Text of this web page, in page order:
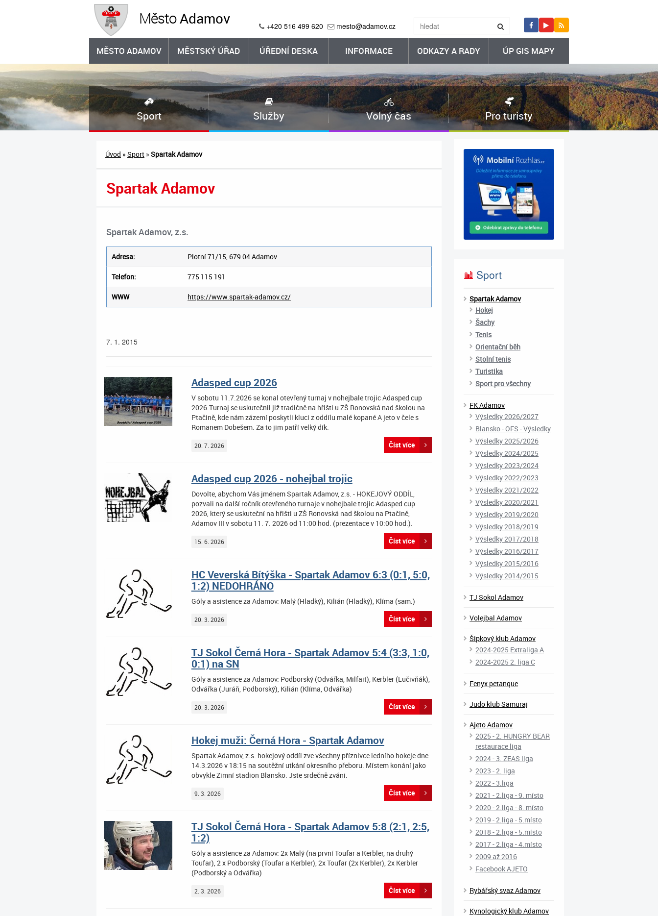
MěstoAdamov +420 516 499 620 mesto@adamov.cz
MĚSTO ADAMOV MĚSTSKÝ ÚŘAD ÚŘEDNÍ DESKA INFORMACE ODKAZY A RADY ÚP GIS MAPY
Sport Služby Volný čas Pro turisty
Úvod » Sport » Spartak Adamov
Spartak Adamov
Spartak Adamov, z.s.
Adresa: Plotní 71/15, 679 04 Adamov
Telefon: 775 115 191
WWW https://www.spartak-adamov.cz/
7. 1. 2015
Adasped cup 2026
V sobotu 11.7.2026 se konal otevřený turnaj v nohejbale trojic Adasped cup
2026.Turnaj se uskutečnil již tradičně na hřišti u ZŠ Ronovská nad školou na
Ptačině, kde nám zázemí poskytli kluci z oddílu malé kopané A jeto v čele s
Romanem Dobešem. Za to jim patří velký dík.
20. 7. 2026 Číst více
Adasped cup 2026 - nohejbal trojic
Dovolte, abychom Vás jménem Spartak Adamov, z.s. - HOKEJOVÝ ODDÍL,
pozvali na další ročník otevřeného turnaje v nohejbale trojic Adasped cup
2026, který se uskuteční na hřišti u ZŠ Ronovská nad školou na Ptačině,
Adamov III v sobotu 11. 7. 2026 od 11:00 hod. (prezentace v 10:00 hod.).
15. 6. 2026 Číst více
HC Veverská Bítýška - Spartak Adamov 6:3 (0:1, 5:0,
1:2) NEDOHRÁNO
Góly a asistence za Adamov: Malý (Hladký), Kilián (Hladký), Klíma (sam.)
20. 3. 2026 Číst více
TJ Sokol Černá Hora - Spartak Adamov 5:4 (3:3, 1:0,
0:1) na SN
Góly a asistence za Adamov: Podborský (Odvářka, Milfait), Kerbler (Lučivňák),
Odvářka (Juráň, Podborský), Kilián (Klíma, Odvářka)
20. 3. 2026 Číst více
Hokej muži: Černá Hora - Spartak Adamov
Spartak Adamov, z.s. hokejový oddíl zve všechny příznivce ledního hokeje dne
14.3.2026 v 18:15 na soutěžní utkání okresního přeboru. Místem konání jako
obvykle Zimní stadion Blansko. Jste srdečně zváni.
9. 3. 2026 Číst více
TJ Sokol Černá Hora - Spartak Adamov 5:8 (2:1, 2:5,
1:2)
Góly a asistence za Adamov: 2x Malý (na první Toufar a Kerbler, na druhý
Toufar), 2 x Podborský (Toufar a Kerbler), 2x Toufar (2x Kerbler), 2x Kerbler
(Podborský a Odvářka)
2. 3. 2026 Číst více
Sport
Spartak Adamov
Hokej
Šachy
Tenis
Orientační běh
Stolní tenis
Turistika
Sport pro všechny
FK Adamov
Výsledky 2026/2027
Blansko - OFS - Výsledky
Výsledky 2025/2026
Výsledky 2024/2025
Výsledky 2023/2024
Výsledky 2022/2023
Výsledky 2021/2022
Výsledky 2020/2021
Výsledky 2019/2020
Výsledky 2018/2019
Výsledky 2017/2018
Výsledky 2016/2017
Výsledky 2015/2016
Výsledky 2014/2015
TJ Sokol Adamov
Volejbal Adamov
Šipkový klub Adamov
2024-2025 Extraliga A
2024-2025 2. liga C
Fenyx petanque
Judo klub Samuraj
Ajeto Adamov
2025 - 2. HUNGRY BEAR
restaurace liga
2024 - 3. ZEAS liga
2023 - 2. liga
2022 - 3.liga
2021 - 2.liga - 9. místo
2020 - 2.liga - 8. místo
2019 - 2.liga - 5.místo
2018 - 2.liga - 5.místo
2017 - 2.liga - 4.místo
2009 až 2016
Facebook AJETO
Rybářský svaz Adamov
Kynologický klub Adamov